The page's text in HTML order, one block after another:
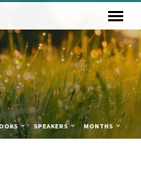
SPEAKERS MONTHS